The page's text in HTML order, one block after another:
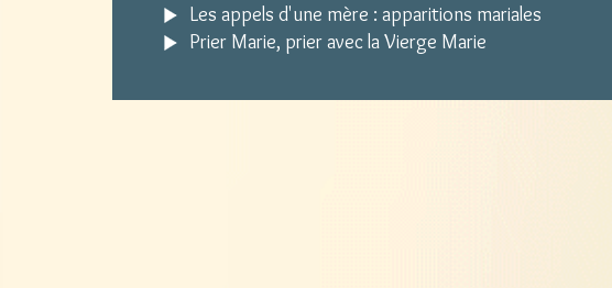
Les appels d'une mère : apparitions mariales
Prier Marie, prier avec la Vierge Marie